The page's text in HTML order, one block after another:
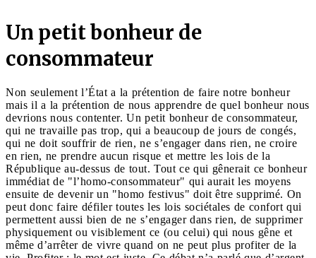
Un petit bonheur de
consommateur
Non seulement l’État a la prétention de faire notre bonheur
mais il a la prétention de nous apprendre de quel bonheur nous
devrions nous contenter. Un petit bonheur de consommateur,
qui ne travaille pas trop, qui a beaucoup de jours de congés,
qui ne doit souffrir de rien, ne s’engager dans rien, ne croire
en rien, ne prendre aucun risque et mettre les lois de la
République au-dessus de tout. Tout ce qui gênerait ce bonheur
immédiat de "l’homo-consommateur" qui aurait les moyens
ensuite de devenir un "homo festivus" doit être supprimé. On
peut donc faire défiler toutes les lois sociétales de confort qui
permettent aussi bien de ne s’engager dans rien, de supprimer
physiquement ou visiblement ce (ou celui) qui nous gêne et
même d’arrêter de vivre quand on ne peut plus profiter de la